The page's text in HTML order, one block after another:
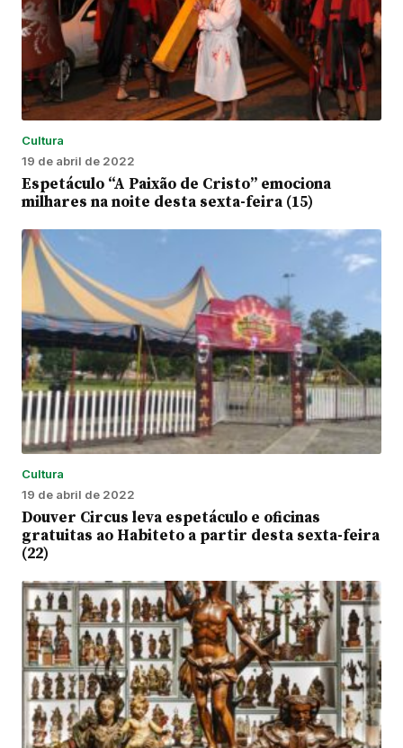
Cultura
19 de abril de 2022
Espetáculo “A Paixão de Cristo” emociona
milhares na noite desta sexta-feira (15)
Cultura
19 de abril de 2022
Douver Circus leva espetáculo e oficinas
gratuitas ao Habiteto a partir desta sexta-feira
(22)